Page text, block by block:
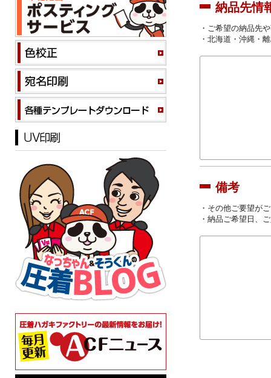
納品先情
・ご希望の納品先
・北海道・沖縄・
備考
・その他ご要望が
・納品ご希望日、